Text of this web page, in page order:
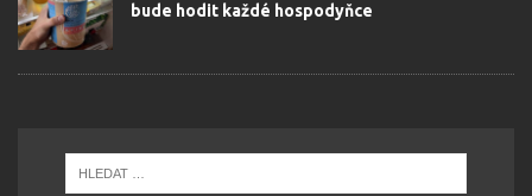
bude hodit každé hospodyňce